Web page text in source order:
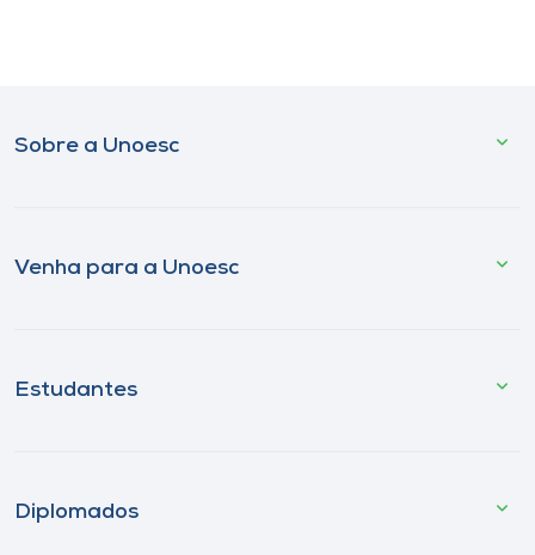
Sobre a Unoesc
Venha para a Unoesc
Estudantes
Diplomados